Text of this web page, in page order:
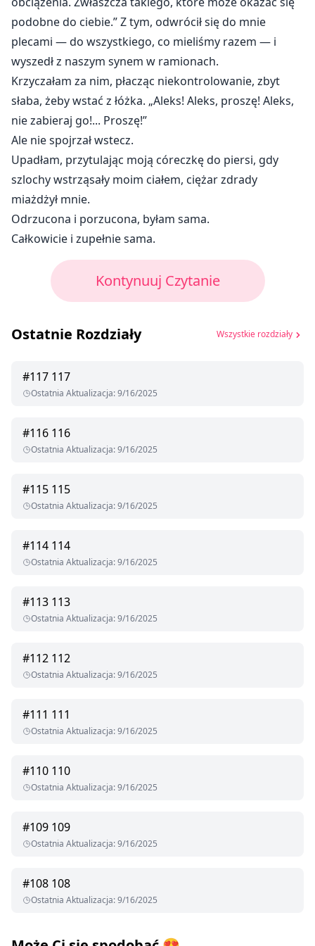
podobne do ciebie.” Z tym, odwrócił się do mnie
plecami — do wszystkiego, co mieliśmy razem — i
wyszedł z naszym synem w ramionach.
Krzyczałam za nim, płacząc niekontrolowanie, zbyt
słaba, żeby wstać z łóżka. „Aleks! Aleks, proszę! Aleks,
nie zabieraj go!... Proszę!”
Ale nie spojrzał wstecz.
Upadłam, przytulając moją córeczkę do piersi, gdy
szlochy wstrząsały moim ciałem, ciężar zdrady
miażdżył mnie.
Odrzucona i porzucona, byłam sama.
Całkowicie i zupełnie sama.
Kontynuuj Czytanie
Ostatnie Rozdziały Wszystkie rozdziały
#117 117
Ostatnia Aktualizacja:9/16/2025
#116 116
Ostatnia Aktualizacja:9/16/2025
#115 115
Ostatnia Aktualizacja:9/16/2025
#114 114
Ostatnia Aktualizacja:9/16/2025
#113 113
Ostatnia Aktualizacja:9/16/2025
#112 112
Ostatnia Aktualizacja:9/16/2025
#111 111
Ostatnia Aktualizacja:9/16/2025
#110 110
Ostatnia Aktualizacja:9/16/2025
#109 109
Ostatnia Aktualizacja:9/16/2025
#108 108
Ostatnia Aktualizacja:9/16/2025